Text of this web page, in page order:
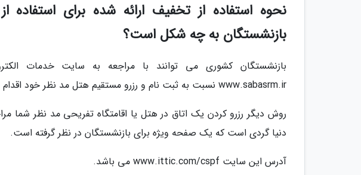
نحوه استفاده از تخفیف ارائه شده برای استفاده
بازنشستگان به چه شکل است؟
بازنشستگان کشوری می توانند با مراجعه به سایت خدمات
www.sabasrm.ir نسبت به ثبت نام و رزرو مستقیم هتل مد نظر خود اقدام نمایند.
روش دیگر رزرو کردن یک اتاق در هتل یا اقامتگاه تفریحی مد نظر شما
دنیا گردی است که یک صفحه ویژه برای بازنشستگان در نظر گرفته است.
آدرس این سایت www.ittic.com/cspf می باشد.